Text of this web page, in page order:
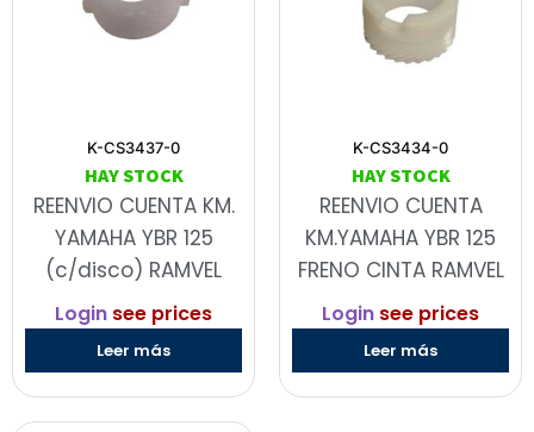
K-CS3437-0
HAY STOCK
REENVIO CUENTA KM.
YAMAHA YBR 125
(c/disco) RAMVEL
Login see prices
Leer más
K-CS3434-0
HAY STOCK
REENVIO CUENTA
KM.YAMAHA YBR 125
FRENO CINTA RAMVEL
Login see prices
Leer más